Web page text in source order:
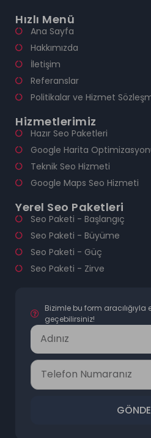
Hızlı Menü
Ana Sayfa
Hakkımızda
İletişim
Referanslar
Politikalar ve Hizmet
Hizmetlerimiz
Hazır Seo Paketleri
Google Harita
Teknik Seo Hizmeti
Google Maps Seo Hizmeti
Yerel Seo Paketleri
Seo Paketi - Başlangıç
Seo Paketi - Büyüme
Seo Paketi - Güç
Seo Paketi - Zirve
Bizimle bu form aracılığıyla
geçebilirsiniz!